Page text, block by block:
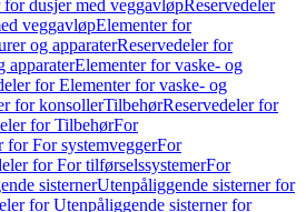
for dusjer med veggavløpReservedeler
veggavløpElementer for
og apparaterReservedeler for
apparaterElementer for vaske- og
for Elementer for vaske- og
for konsollerTilbehørReservedeler for
for TilbehørFor
for For systemveggerFor
for For tilførselssystemerFor
sisternerUtenpåliggende sisterner for
for Utenpåliggende sisterner for